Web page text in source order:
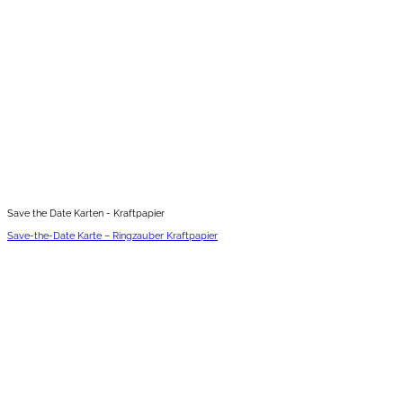
Save the Date Karten - Kraftpapier
Save-the-Date Karte – Ringzauber Kraftpapier